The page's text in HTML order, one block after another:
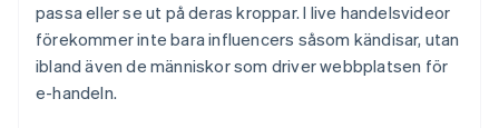
passa eller se ut på deras kroppar. I live handelsvideor
förekommer inte bara influencers såsom kändisar, utan
ibland även de människor som driver webbplatsen för
e-handeln.